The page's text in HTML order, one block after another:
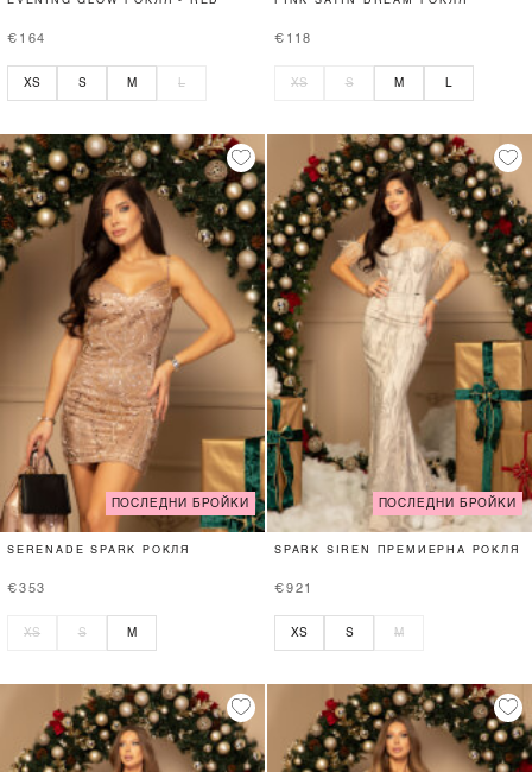
€164
XS S M L
€118
XS S M L
ПОСЛЕДНИ БРОЙКИ
SERENADE SPARK РОКЛЯ
€353
XS S M
ПОСЛЕДНИ БРОЙКИ
SPARK SIREN ПРЕМИЕРНА РОКЛЯ
€921
XS S M